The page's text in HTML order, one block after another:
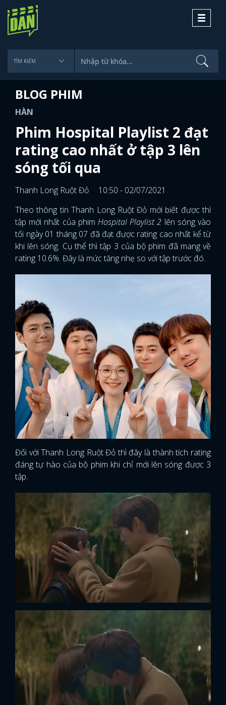
Toggle
BLOG PHIM
HÀN
Phim Hospital Playlist 2 đạt
rating cao nhất ở tập 3 lên
sóng tối qua
Thanh Long Ruột Đỏ
10:50 - 02/07/2021
Theo thông tin Thanh Long Ruột Đỏ mới biết được thì
tập mới nhất của phim Hospital Playlist 2 lên sóng vào
tối ngày 01 tháng 07 đã đạt được rating cao nhất kể từ
khi lên sóng. Cụ thể thì tập 3 của bộ phim đã mang về
rating 10.6%. Đây là mức tăng nhẹ so với tập trước đó.
Đối với Thanh Long Ruột Đỏ thì đây là thành tích rating
đáng tự hào của bộ phim khi chỉ mới lên sóng được 3
tập.